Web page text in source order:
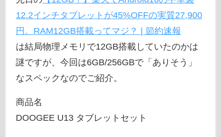
12.2インチタブレットが45%OFFの実質27,900
円。RAM12GB搭載ってマジ？ | 節約速報
は結局物理メモリで12GB搭載していたのかは
謎ですが、今回は6GB/256GBで「ありそう」
なスペックなのでご紹介。
商品名
DOOGEE U13 タブレットセット